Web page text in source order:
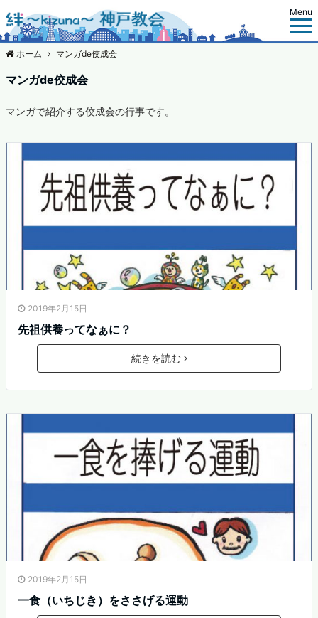
Menu
ホーム マンガde佼成会
マンガde佼成会
マンガで紹介する佼成会の行事です。
2019年2月15日
先祖供養ってなぁに？
続きを読む
2019年2月15日
一食（いちじき）をささげる運動